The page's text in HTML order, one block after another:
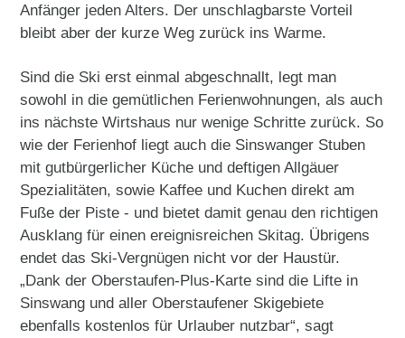
Anfänger jeden Alters. Der unschlagbarste Vorteil
bleibt aber der kurze Weg zurück ins Warme.
Sind die Ski erst einmal abgeschnallt, legt man
sowohl in die gemütlichen Ferienwohnungen, als auch
ins nächste Wirtshaus nur wenige Schritte zurück. So
wie der Ferienhof liegt auch die Sinswanger Stuben
mit gutbürgerlicher Küche und deftigen Allgäuer
Spezialitäten, sowie Kaffee und Kuchen direkt am
Fuße der Piste - und bietet damit genau den richtigen
Ausklang für einen ereignisreichen Skitag. Übrigens
endet das Ski-Vergnügen nicht vor der Haustür.
„Dank der Oberstaufen-Plus-Karte sind die Lifte in
Sinswang und aller Oberstaufener Skigebiete
ebenfalls kostenlos für Urlauber nutzbar“, sagt